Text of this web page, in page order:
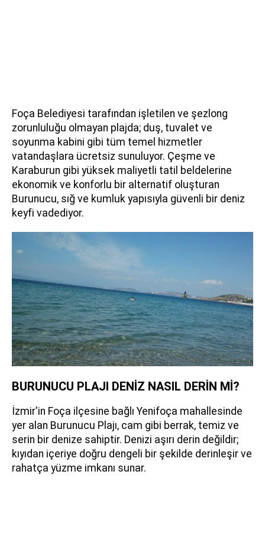
Foça Belediyesi tarafından işletilen ve şezlong
zorunluluğu olmayan plajda; duş, tuvalet ve
soyunma kabini gibi tüm temel hizmetler
vatandaşlara ücretsiz sunuluyor. Çeşme ve
Karaburun gibi yüksek maliyetli tatil beldelerine
ekonomik ve konforlu bir alternatif oluşturan
Burunucu, sığ ve kumluk yapısıyla güvenli bir deniz
keyfi vadediyor.
BURUNUCU PLAJI DENİZ NASIL DERİN Mİ?
İzmir'in Foça ilçesine bağlı Yenifoça mahallesinde
yer alan Burunucu Plajı, cam gibi berrak, temiz ve
serin bir denize sahiptir. Denizi aşırı derin değildir;
kıyıdan içeriye doğru dengeli bir şekilde derinleşir ve
rahatça yüzme imkanı sunar.